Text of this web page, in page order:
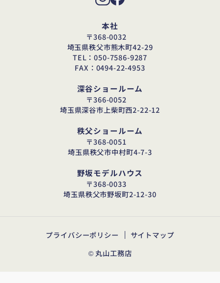
本社
〒368-0032
埼玉県秩父市熊木町42-29
TEL：050-7586-9287
FAX：0494-22-4953
深谷ショールーム
〒366-0052
埼玉県深谷市上柴町西2-22-12
秩父ショールーム
〒368-0051
埼玉県秩父市中村町4-7-3
野坂モデルハウス
〒368-0033
埼玉県秩父市野坂町2-12-30
プライバシーポリシー
サイトマップ
© 丸山工務店